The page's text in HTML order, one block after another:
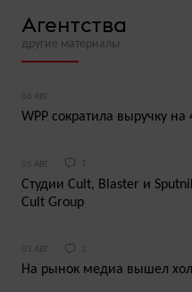
Агентства
другие материалы
06 АВГ
WPP сократила выручку на
05 АВГ 1
Студии Cult, Blaster и
Cult Group
03 АВГ 2
На рынок медиа вышел